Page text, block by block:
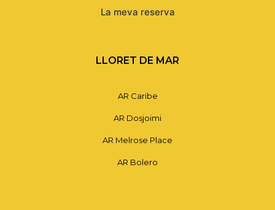
La meva reserva
LLORET DE MAR
AR Caribe
AR Dosjoimi
AR Melrose Place
AR Bolero